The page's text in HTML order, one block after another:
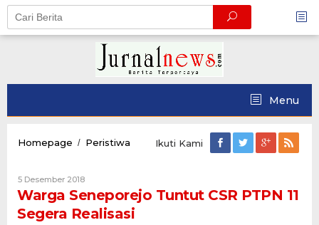
Skip
content
Menu
Homepage / Peristiwa
PTPN
11
Segera
Ikuti Kami
5 Desember 2018Oleh
Warga Seneporejo Tuntut CSR PTPN 11
Segera Realisasi